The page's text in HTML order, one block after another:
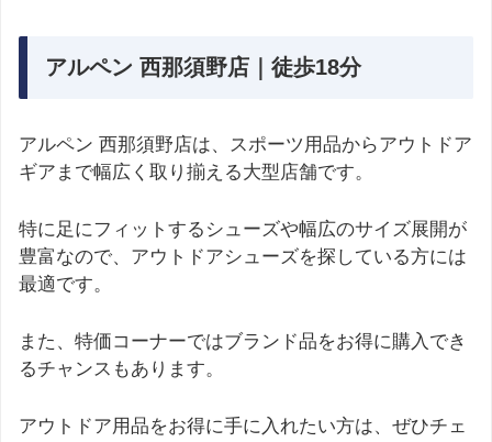
アルペン 西那須野店｜徒歩18分
アルペン 西那須野店は、スポーツ用品からアウトドア
ギアまで幅広く取り揃える大型店舗です。
特に足にフィットするシューズや幅広のサイズ展開が
豊富なので、アウトドアシューズを探している方には
最適です。
また、特価コーナーではブランド品をお得に購入でき
るチャンスもあります。
アウトドア用品をお得に手に入れたい方は、ぜひチェ